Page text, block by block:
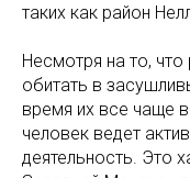
таких как район
Несмотря на то,
обитать в
время их все чаще
человек ведет
деятельность. Это